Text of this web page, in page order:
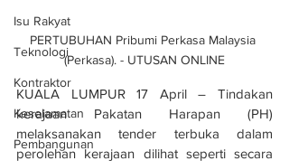
Isu Rakyat
Teknologi
Kontraktor
Keselamatan
Pembangunan
PERTUBUHAN Pribumi Perkasa Malaysia
(Perkasa). - UTUSAN ONLINE
KUALA LUMPUR 17 April – Tindakan
kerajaan Pakatan Harapan (PH)
melaksanakan tender terbuka dalam
perolehan kerajaan dilihat seperti secara